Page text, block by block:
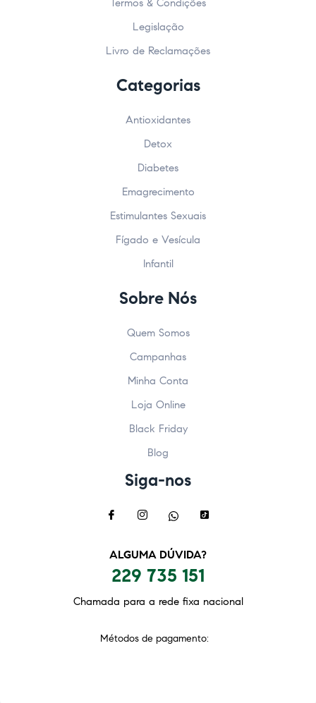
Termos & Condições
Legislação
Livro de Reclamações
Categorias
Antioxidantes
Detox
Diabetes
Emagrecimento
Estimulantes Sexuais
Fígado e Vesícula
Infantil
Sobre Nós
Quem Somos
Campanhas
Minha Conta
Loja Online
Black Friday
Blog
Siga-nos
ALGUMA DÚVIDA?
229 735 151
Chamada para a rede fixa nacional
Métodos de pagamento: